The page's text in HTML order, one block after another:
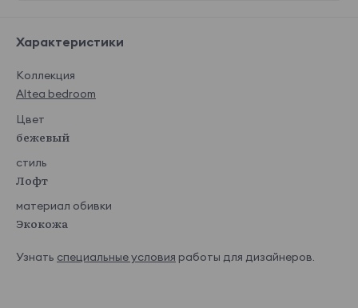
Характеристики
Коллекция
Altea bedroom
Цвет
бежевый
стиль
Лофт
материал обивки
Экокожа
Узнать специальные условия работы для дизайнеров.